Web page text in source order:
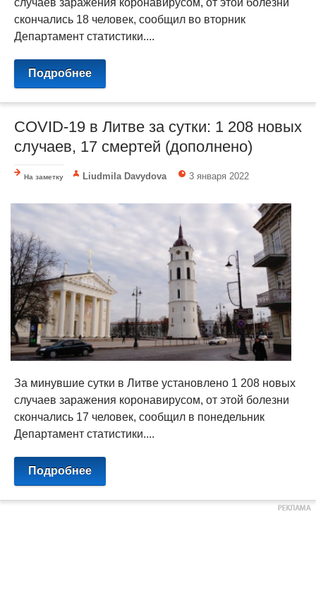
случаев заражения коронавирусом, от этой болезни
скончались 18 человек, сообщил во вторник
Департамент статистики....
Подробнее
COVID-19 в Литве за сутки: 1 208 новых
случаев, 17 смертей (дополнено)
На заметку Liudmila Davydova 3 января 2022
За минувшие сутки в Литве установлено 1 208 новых
случаев заражения коронавирусом, от этой болезни
скончались 17 человек, сообщил в понедельник
Департамент статистики....
Подробнее